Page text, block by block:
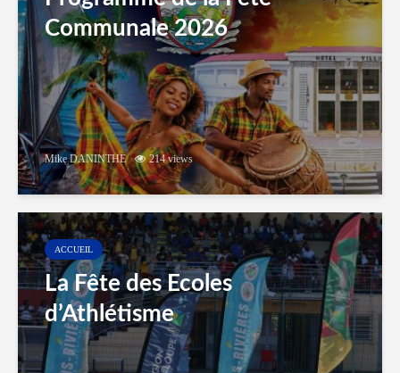
Communale 2026
Mike DANINTHE 214 views
ACCUEIL
La Fête des Ecoles
d’Athlétisme